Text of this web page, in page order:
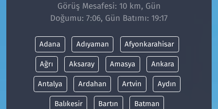
Görüş Mesafesi: 10 km, Gün
Doğumu: 7:06, Gün Batımı: 19:17
Adana Adıyaman Afyonkarahisar
Ağrı Aksaray Amasya Ankara
Antalya Ardahan Artvin Aydın
Balıkesir Bartın Batman